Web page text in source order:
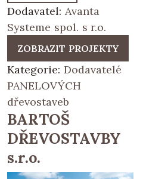
Dodavatel: Avanta
Systeme spol. s r.o.
ZOBRAZIT PROJEKTY
Kategorie: Dodavatelé
PANELOVÝCH
dřevostaveb
BARTOŠ
DŘEVOSTAVBY
s.r.o.